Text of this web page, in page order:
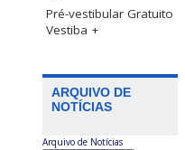
Pré-vestibular Gratuito
Vestiba +
ARQUIVO DE
NOTÍCIAS
Arquivo de Notícias